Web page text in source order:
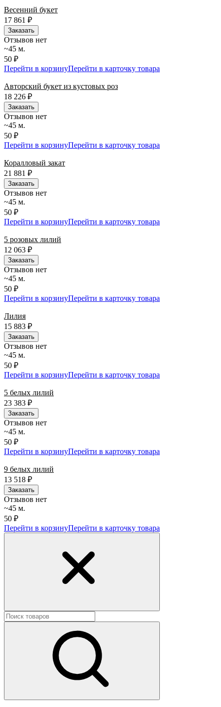
Весенний букет
17 861
₽
Заказать
Отзывов нет
~45 м.
50 ₽
Перейти в корзинуПерейти в карточку товара
Авторский букет из кустовых роз
18 226 ₽
Заказать
Отзывов нет
~45 м.
50 ₽
Перейти в корзинуПерейти в карточку товара
Коралловый закат
21 881
₽
Заказать
Отзывов нет
~45 м.
50 ₽
Перейти в корзинуПерейти в карточку товара
5 розовых лилий
12 063 ₽
Заказать
Отзывов нет
~45 м.
50 ₽
Перейти в корзинуПерейти в карточку товара
Лилия
15 883 ₽
Заказать
Отзывов нет
~45 м.
50 ₽
Перейти в корзинуПерейти в карточку товара
5 белых лилий
23 383 ₽
Заказать
Отзывов нет
~45 м.
50 ₽
Перейти в корзинуПерейти в карточку товара
9 белых лилий
13 518 ₽
Заказать
Отзывов нет
~45 м.
50 ₽
Перейти в корзинуПерейти в карточку товара